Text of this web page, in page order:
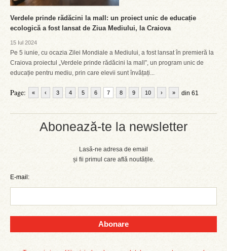
Abonează-te la newsletter
Lasă-ne adresa de email
și fii primul care află noutățile.
E-mail:
Abonare
Verdele prinde rădăcini la mall: un proiect unic de educație
ecologică a fost lansat de Ziua Mediului, la Craiova
15 Iul 2024
Pe 5 iunie, cu ocazia Zilei Mondiale a Mediului, a fost lansat în premieră la
Craiova proiectul „Verdele prinde rădăcini la mall”, un program unic de
educație pentru mediu, prin care elevii sunt învățați...
Page: « ‹ 3 4 5 6 7 8 9 10 din 61
› »